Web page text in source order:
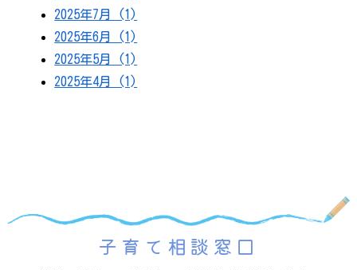
2025年7月 (1)
2025年6月 (1)
2025年5月 (1)
2025年4月 (1)
子育て相談窓口